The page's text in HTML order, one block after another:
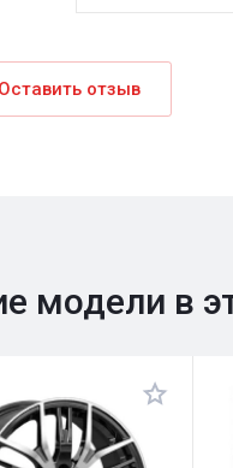
Оставить отзыв
модели в